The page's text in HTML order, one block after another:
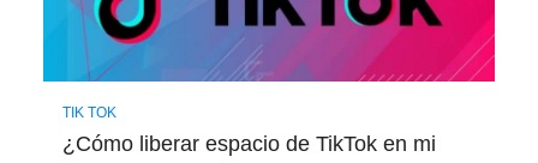
TIK TOK
¿Cómo liberar espacio de TikTok en mi